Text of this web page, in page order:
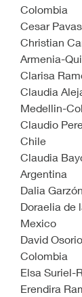
Colombia
Cesar
Christian
Armenia-
Clarisa
Claudia
Medellin-
Claudio
Chile
Claudia
Argentina
Dalia
Doraelia de
Mexico
David
Colombia
Elsa Suriel-
Erendira